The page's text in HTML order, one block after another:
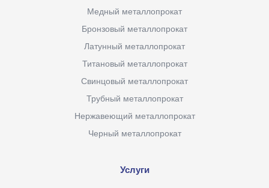
Медный металлопрокат
Бронзовый металлопрокат
Латунный металлопрокат
Титановый металлопрокат
Свинцовый металлопрокат
Трубный металлопрокат
Нержавеющий металлопрокат
Черный металлопрокат
Услуги